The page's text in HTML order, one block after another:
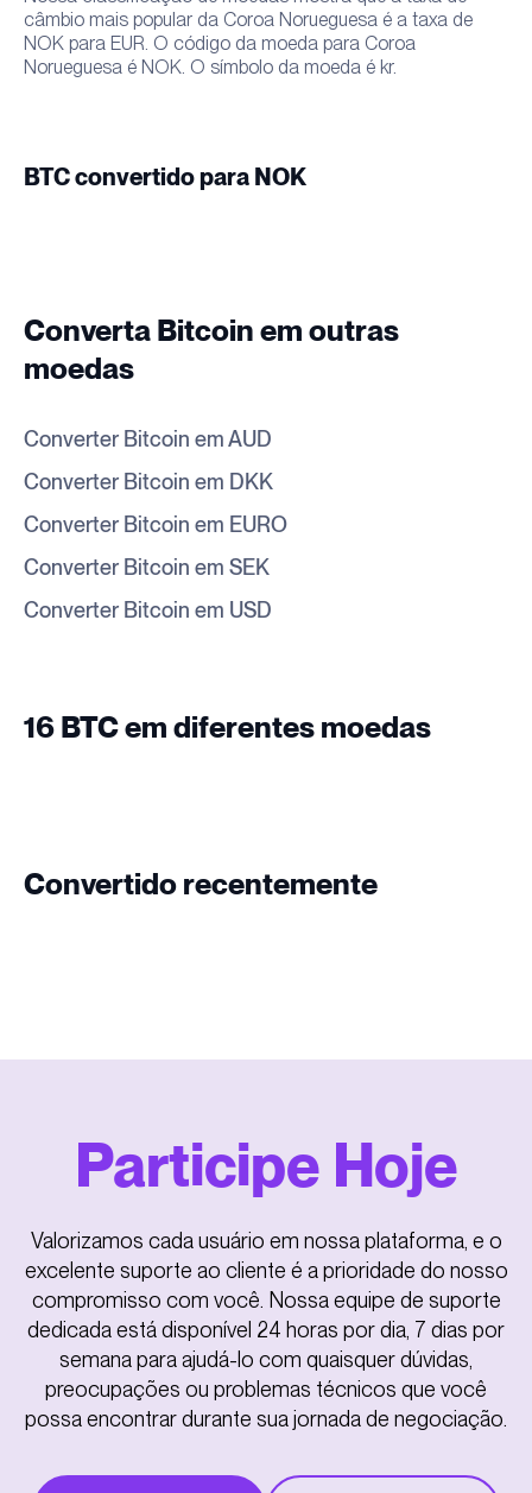
câmbio mais popular da Coroa Norueguesa é a taxa de
NOK para EUR. O código da moeda para Coroa
Norueguesa é NOK. O símbolo da moeda é kr.
BTC convertido para NOK
Converta Bitcoin em outras
moedas
Converter Bitcoin em AUD
Converter Bitcoin em DKK
Converter Bitcoin em EURO
Converter Bitcoin em SEK
Converter Bitcoin em USD
16 BTC em diferentes moedas
Convertido recentemente
Participe Hoje
Valorizamos cada usuário em nossa plataforma, e o
excelente suporte ao cliente é a prioridade do nosso
compromisso com você. Nossa equipe de suporte
dedicada está disponível 24 horas por dia, 7 dias por
semana para ajudá-lo com quaisquer dúvidas,
preocupações ou problemas técnicos que você
possa encontrar durante sua jornada de negociação.